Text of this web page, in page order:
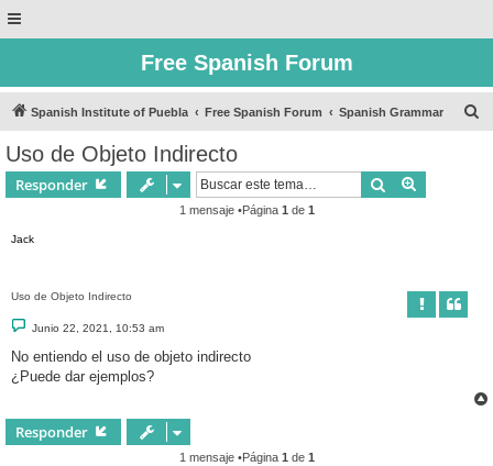
Free Spanish Forum
Spanish Institute of Puebla Free Spanish Forum Spanish Grammar
Uso de Objeto Indirecto
Responder Buscar
1 mensaje •Página 1 de 1
Jack
Uso de Objeto Indirecto
M
e
s
a
Junio 22, 2021, 10:53 am
No entiendo el uso de objeto indirecto
¿Puede dar ejemplos?
Responder
1 mensaje •Página 1 de 1